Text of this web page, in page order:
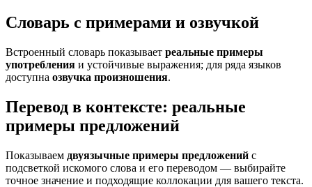
Словарь с примерами и озвучкой
Встроенный словарь показывает реальные примеры
употребления и устойчивые выражения; для ряда языков
доступна озвучка произношения.
Перевод в контексте: реальные
примеры предложений
Показываем двуязычные примеры предложений с
подсветкой искомого слова и его переводом — выбирайте
точное значение и подходящие коллокации для вашего текста.